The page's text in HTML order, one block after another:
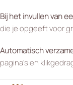
Bij het invullen van
die je opgeeft voor
Automatisch
pagina’s en